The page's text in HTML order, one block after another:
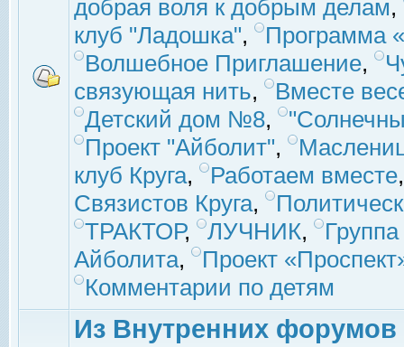
добрая воля к добрым делам,
клуб "Ладошка",
Программа
Волшебное Приглашение,
связующая нить,
Вместе
Детский дом №8,
Проект "Айболит",
клуб Круга, Работаем вместе
Связистов Круга,
ТРАКТОР, ЛУЧНИК,
Айболита,
Проект
Комментарии по детям
Из Внутренних форумов